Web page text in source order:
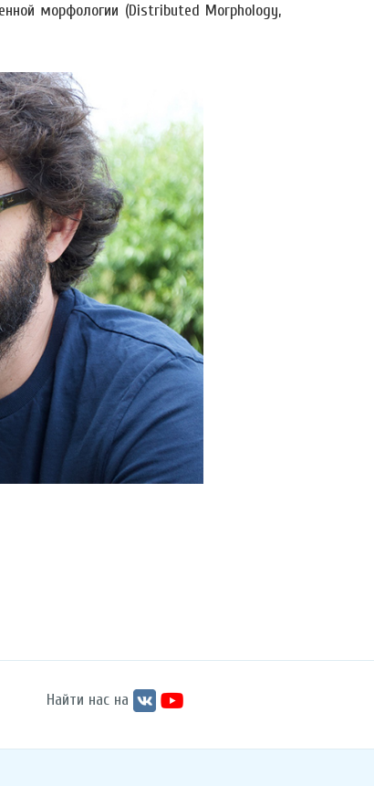
морфологии (Distributed Morphology,
Найти нас на